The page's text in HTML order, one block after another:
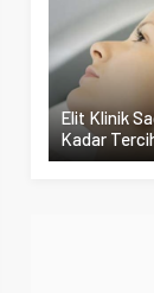
Elit Klinik
Kadar